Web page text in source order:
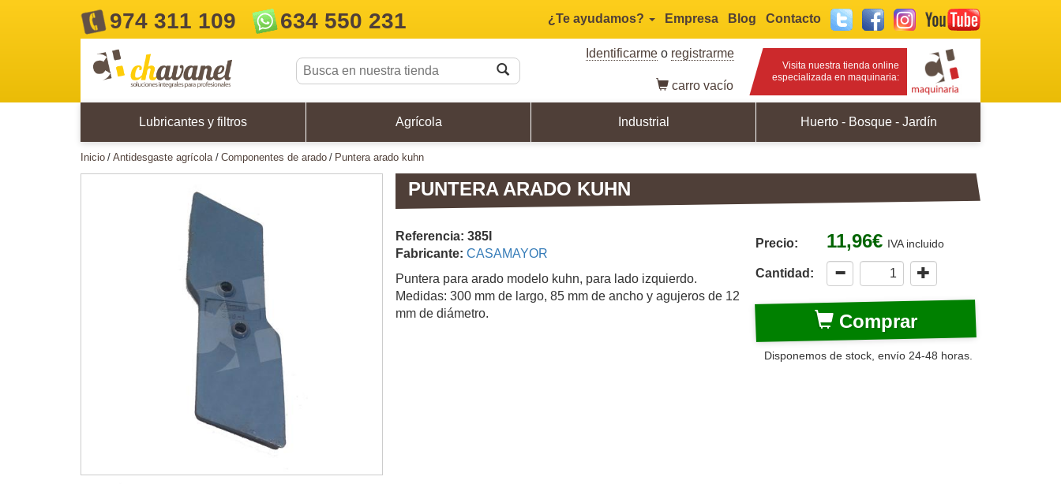
974 311 109 634 550 231 ¿Te ayudamos? Empresa Blog Contacto Twitter FacebookInstagram
Identificarmeo registrarme
carro vacío
Visita nuestra tienda online
especializada en maquinaria:
Lubricantes y filtros Agrícola Industrial Huerto - Bosque - Jardín
inicio antidesgaste agrícola componentes de arado puntera arado kuhn
PUNTERA ARADO KUHN
Precio: 11,96€ IVA incluido
Cantidad:
Comprar
Disponemos de stock, envío 24-48 horas.
Referencia: 385I
Fabricante: CASAMAYOR
Puntera para arado modelo kuhn, para lado izquierdo.
Medidas: 300 mm de largo, 85 mm de ancho y agujeros de 12
mm de diámetro.